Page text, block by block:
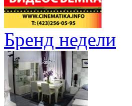
Бренд недели